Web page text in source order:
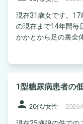
現在31歳女です。
の現在まで14年間毎
かかとから足の裏全
1型糖尿病患者の
person 20代/女性 - 2026/